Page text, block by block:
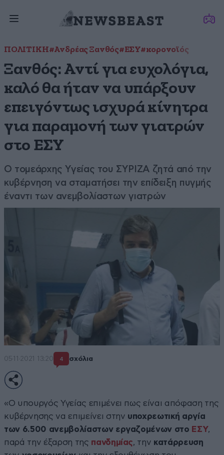
ΠΟΛΙΤΙΚΗ#Ανδρέας Ξανθός#ΕΣΥ#κορονοϊός
Ξανθός: Αντί για ευχολόγια,
καλό θα ήταν να υπάρξουν
επειγόντως ισχυρά κίνητρα
για παραμονή των γιατρών
στο ΕΣΥ
Ο τομεάρχης Υγείας του ΣΥΡΙΖΑ ζητά από την
κυβέρνηση να σταματήσει την επίδειξη πυγμής
έναντι των ανεμβολίαστων γιατρών
05·11·2021 13:20 4 σχόλια
«Ο υπουργός Υγείας επιμένει πως είναι απόφαση της
κυβέρνησης να επιμείνει στην υποχρεωτική αργία
των 6.500 ανεμβολίαστων εργαζομένων στο ΕΣΥ,
παρά την έξαρση της πανδημίας, την κατάρρευση